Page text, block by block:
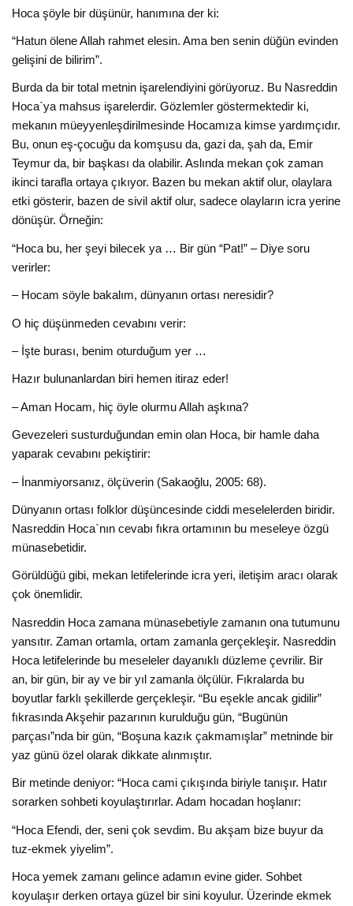
Hoca şöyle bir düşünür, hanımına der ki:
“Hatun ölene Allah rahmet elesin. Ama ben senin düğün evinden
gelişini de bilirim”.
Burda da bir total metnin işarelendiyini görüyoruz. Bu Nasreddin
Hoca`ya mahsus işarelerdir. Gözlemler göstermektedir ki,
mekanın müeyyenleşdirilmesinde Hocamıza kimse yardımçıdır.
Bu, onun eş-çocuğu da komşusu da, gazi da, şah da, Emir
Teymur da, bir başkası da olabilir. Aslında mekan çok zaman
ikinci tarafla ortaya çıkıyor. Bazen bu mekan aktif olur, olaylara
etki gösterir, bazen de sivil aktif olur, sadece olayların icra yerine
dönüşür. Örneğin:
“Hoca bu, her şeyi bilecek ya … Bir gün “Pat!” – Diye soru
verirler:
– Hocam söyle bakalım, dünyanın ortası neresidir?
O hiç düşünmeden cevabını verir:
– İşte burası, benim oturduğum yer …
Hazır bulunanlardan biri hemen itiraz eder!
– Aman Hocam, hiç öyle olurmu Allah aşkına?
Gevezeleri susturduğundan emin olan Hoca, bir hamle daha
yaparak cevabını pekiştirir:
– İnanmiyorsanız, ölçüverin (Sakaoğlu, 2005: 68).
Dünyanın ortası folklor düşüncesinde ciddi meselelerden biridir.
Nasreddin Hoca`nın cevabı fıkra ortamının bu meseleye özgü
münasebetidir.
Görüldüğü gibi, mekan letifelerinde icra yeri, iletişim aracı olarak
çok önemlidir.
Nasreddin Hoca zamana münasebetiyle zamanın ona tutumunu
yansıtır. Zaman ortamla, ortam zamanla gerçekleşir. Nasreddin
Hoca letifelerinde bu meseleler dayanıklı düzleme çevrilir. Bir
an, bir gün, bir ay ve bir yıl zamanla ölçülür. Fıkralarda bu
boyutlar farklı şekillerde gerçekleşir. “Bu eşekle ancak gidilir”
fıkrasında Akşehir pazarının kurulduğu gün, “Bugünün
parçası”nda bir gün, “Boşuna kazık çakmamışlar” metninde bir
yaz günü özel olarak dikkate alınmıştır.
Bir metinde deniyor: “Hoca cami çıkışında biriyle tanışır. Hatır
sorarken sohbeti koyulaştırırlar. Adam hocadan hoşlanır:
“Hoca Efendi, der, seni çok sevdim. Bu akşam bize buyur da
tuz-ekmek yiyelim”.
Hoca yemek zamanı gelince adamın evine gider. Sohbet
koyulaşır derken ortaya güzel bir sini koyulur. Üzerinde ekmek